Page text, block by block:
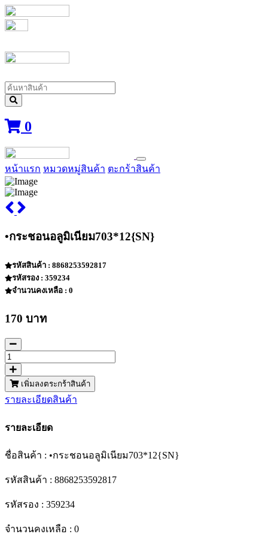
0
หน้าแรก หมวดหมู่สินค้า ตะกร้าสินค้า
•กระชอนอลูมิเนียม703*12{SN}
รหัสสินค้า : 8868253592817
รหัสรอง : 359234
จำนวนคงเหลือ : 0
170 บาท
เพิ่มลงตระกร้าสินค้า
รายละเอียดสินค้า
รายละเอียด
ชื่อสินค้า : •กระชอนอลูมิเนียม703*12{SN}
รหัสสินค้า : 8868253592817
รหัสรอง : 359234
จำนวนคงเหลือ : 0